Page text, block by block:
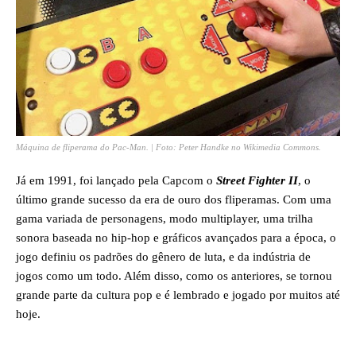
Máquina de fliperama do Pac-Man. | Foto: Peter Handke no Wikimedia Commons.
Já em 1991, foi lançado pela Capcom o Street Fighter II, o
último grande sucesso da era de ouro dos fliperamas. Com uma
gama variada de personagens, modo multiplayer, uma trilha
sonora baseada no hip-hop e gráficos avançados para a época, o
jogo definiu os padrões do gênero de luta, e da indústria de
jogos como um todo. Além disso, como os anteriores, se tornou
grande parte da cultura pop e é lembrado e jogado por muitos até
hoje.